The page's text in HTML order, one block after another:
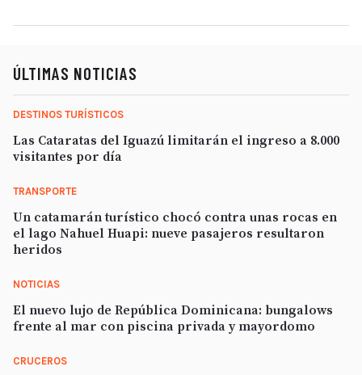
ÚLTIMAS NOTICIAS
DESTINOS TURÍSTICOS
Las Cataratas del Iguazú limitarán el ingreso a 8.000
visitantes por día
TRANSPORTE
Un catamarán turístico chocó contra unas rocas en
el lago Nahuel Huapi: nueve pasajeros resultaron
heridos
NOTICIAS
El nuevo lujo de República Dominicana: bungalows
frente al mar con piscina privada y mayordomo
CRUCEROS